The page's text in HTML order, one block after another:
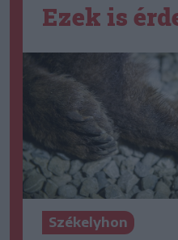
Ezek is
Székelyhon